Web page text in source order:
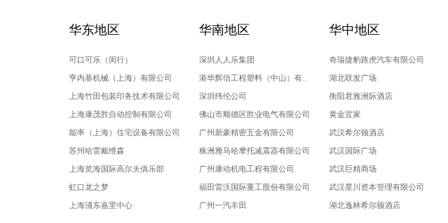
华东地区 华南地区 华中地区
可口可乐（闵行）
亨内基机械（上海）有限公司
上海竹田包装印务技术有限公司
上海康茂胜自动控制有限公司
能率（上海）住宅设备有限公司
苏州哈雷戴维森
上海览海国际高尔夫俱乐部
虹口龙之梦
上海浦东嘉里中心
深圳人人乐集团
港华辉信工程塑料（中山）有限公司
深圳纬伦公司
佛山市顺德区胜业电气有限公司
广州新豪精密五金有限公司
株洲雅马哈摩托减震器有限公司
广州康动机电工程有限公司
福田雷沃国际重工股份有限公司
广州一汽丰田
奇瑞捷豹路虎汽车有限公司
湖北联发广场
衡阳君雅洲际酒店
黄金宜家
武汉希尔顿酒店
武汉国际广场
武汉巨精商场
武汉星川资本管理有限公司
湖北逸林希尔顿酒店